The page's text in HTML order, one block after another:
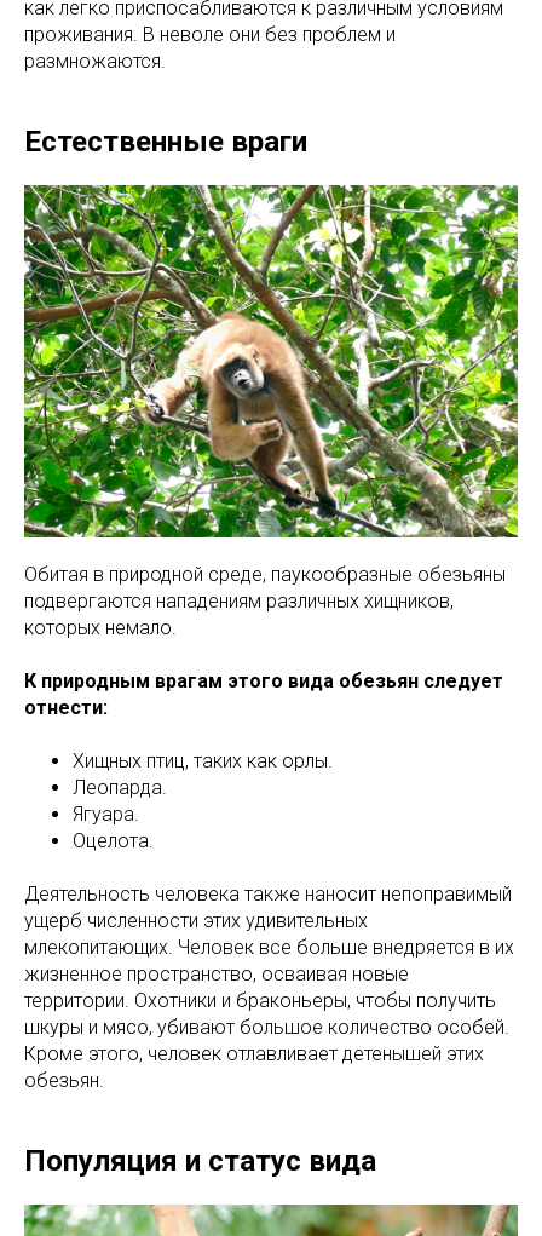
как легко приспосабливаются к различным условиям
проживания. В неволе они без проблем и
размножаются.
Естественные враги
Обитая в природной среде, паукообразные обезьяны
подвергаются нападениям различных хищников,
которых немало.
К природным врагам этого вида обезьян следует
отнести:
Хищных птиц, таких как орлы.
Леопарда.
Ягуара.
Оцелота.
Деятельность человека также наносит непоправимый
ущерб численности этих удивительных
млекопитающих. Человек все больше внедряется в их
жизненное пространство, осваивая новые
территории. Охотники и браконьеры, чтобы получить
шкуры и мясо, убивают большое количество особей.
Кроме этого, человек отлавливает детенышей этих
обезьян.
Популяция и статус вида